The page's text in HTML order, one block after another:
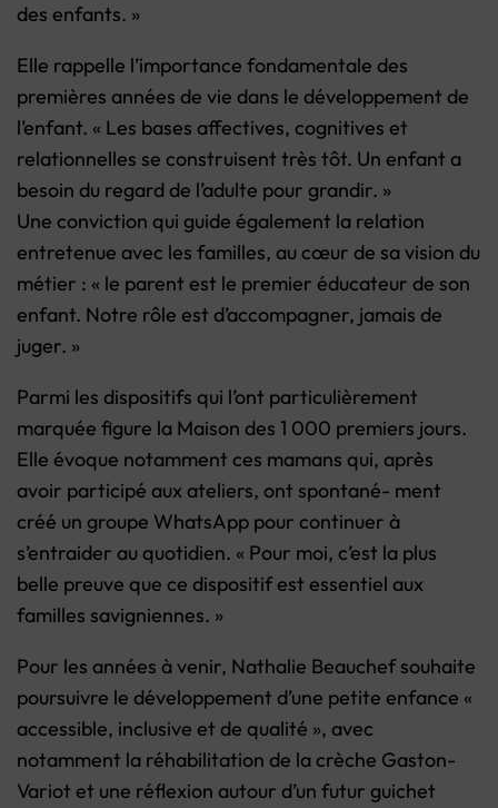
des enfants. »
Elle rappelle l’importance fondamentale des
premières années de vie dans le développement de
l’enfant. « Les bases affectives, cognitives et
relationnelles se construisent très tôt. Un enfant a
besoin du regard de l’adulte pour grandir. »
Une conviction qui guide également la relation
entretenue avec les familles, au cœur de sa vision du
métier : « le parent est le premier éducateur de son
enfant. Notre rôle est d’accompagner, jamais de
juger. »
Parmi les dispositifs qui l’ont particulièrement
marquée figure la Maison des 1 000 premiers jours.
Elle évoque notamment ces mamans qui, après
avoir participé aux ateliers, ont spontané- ment
créé un groupe WhatsApp pour continuer à
s’entraider au quotidien. « Pour moi, c’est la plus
belle preuve que ce dispositif est essentiel aux
familles savigniennes. »
Pour les années à venir, Nathalie Beauchef souhaite
poursuivre le développement d’une petite enfance «
accessible, inclusive et de qualité », avec
notamment la réhabilitation de la crèche Gaston-
Variot et une réflexion autour d’un futur guichet